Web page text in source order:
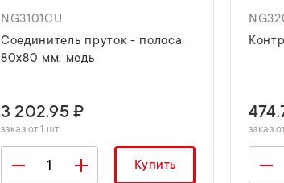
NG3101CU
Соединитель пруток - полоса,
80х80 мм, медь
3 202.95 ₽
заказ от 1 шт
Купить
заказ